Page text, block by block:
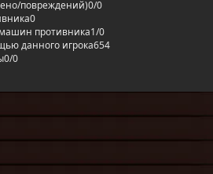
повреждений)0/0
0
противника1/0
данного игрока654
0/0